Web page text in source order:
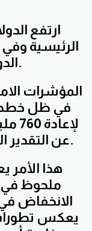
ارتفع
الرئيسية
الدولار على ارباح يومية.
المؤشرات
في ظل خطط
عن التقدير السابق ،والبالغ 816 مليار دولار.
هذا الأمر
ملحوظ في
الانخفاض
يعكس